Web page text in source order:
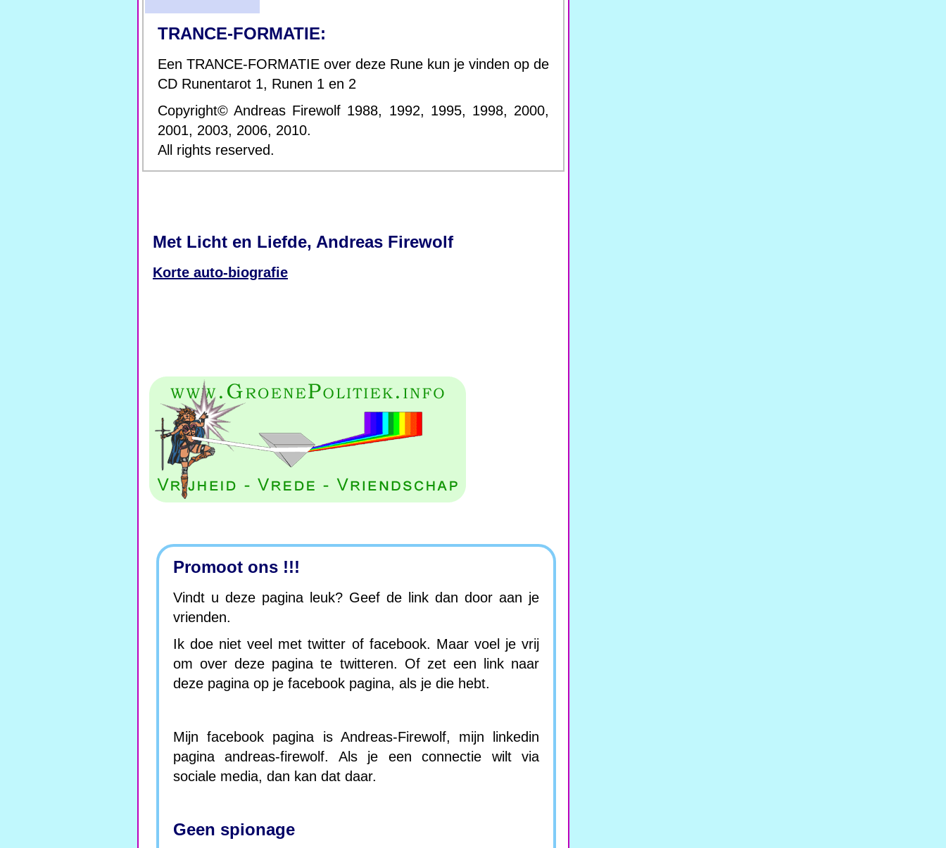
TRANCE-FORMATIE:
Een TRANCE-FORMATIE over deze Rune kun je vinden op de
CD Runentarot 1, Runen 1 en 2
Copyright© Andreas Firewolf 1988, 1992, 1995, 1998, 2000,
2001, 2003, 2006, 2010.
All rights reserved.
Met Licht en Liefde, Andreas Firewolf
Korte auto-biografie
Promoot ons !!!
Vindt u deze pagina leuk? Geef de link dan door aan je
vrienden.
Ik doe niet veel met twitter of facebook. Maar voel je vrij
om over deze pagina te twitteren. Of zet een link naar
deze pagina op je facebook pagina, als je die hebt.
Mijn facebook pagina is Andreas-Firewolf, mijn linkedin
pagina andreas-firewolf. Als je een connectie wilt via
sociale media, dan kan dat daar.
Geen spionage